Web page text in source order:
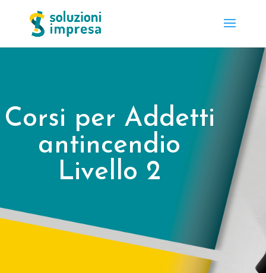
Corsi per Addetti
antincendio
Livello 2